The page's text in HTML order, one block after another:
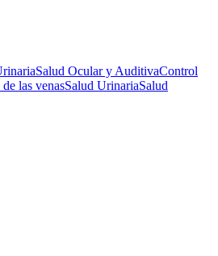
Salud Ocular y AuditivaControl
las venasSalud UrinariaSalud